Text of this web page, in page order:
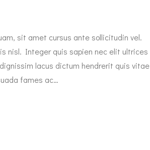
sit amet cursus ante sollicitudin vel.
nisl. Integer quis sapien nec elit ultrices
lacus dictum hendrerit quis vitae
fames ac…